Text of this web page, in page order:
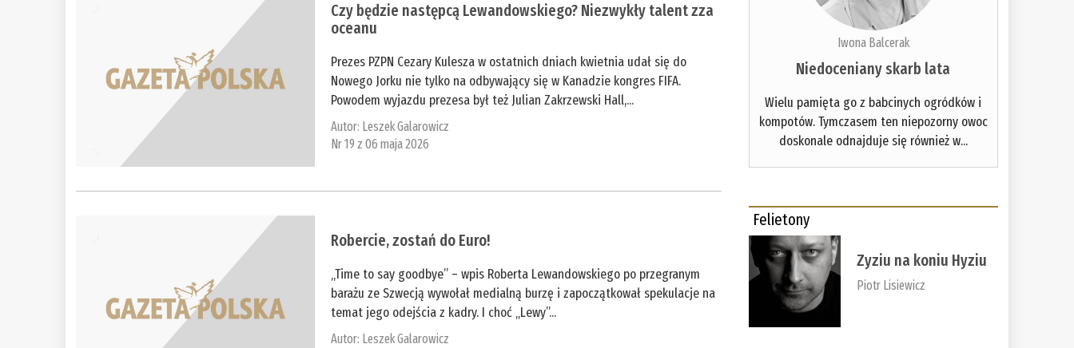
Czy będzie następcą Lewandowskiego? Niezwykły talent zza
oceanu
Prezes PZPN Cezary Kulesza w ostatnich dniach kwietnia udał się do
Nowego Jorku nie tylko na odbywający się w Kanadzie kongres FIFA.
Powodem wyjazdu prezesa był też Julian Zakrzewski Hall,...
Autor: Leszek Galarowicz
Nr 19 z 06 maja 2026
Robercie, zostań do Euro!
„Time to say goodbye” – wpis Roberta Lewandowskiego po przegranym
barażu ze Szwecją wywołał medialną burzę i zapoczątkował spekulacje na
temat jego odejścia z kadry. I choć „Lewy”...
Autor: Leszek Galarowicz
Iwona Balcerak
Niedoceniany skarb lata
Wielu pamięta go z babcinych ogródków i
kompotów. Tymczasem ten niepozorny owoc
doskonale odnajduje się również w...
Felietony
Zyziu na koniu Hyziu
Piotr Lisiewicz